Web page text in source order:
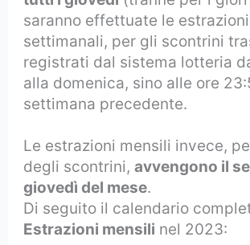
saranno effettuate le estrazioni
settimanali, per gli scontrini
registrati dal sistema lotteria
alla domenica, sino alle ore
settimana precedente.
Le estrazioni mensili invece,
degli scontrini,avvengono il
giovedì del mese.
Di seguito il calendario
Estrazioni mensili nel 2023: